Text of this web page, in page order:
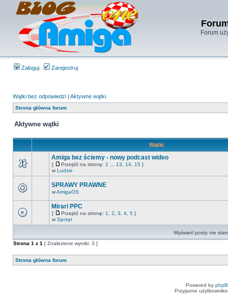
Forum
Zaloguj Zarejestruj
Wątki bez odpowiedzi | Aktywne wątki
Strona główna forum
Aktywne wątki
Wątki
Amiga bez ściemy - nowy podcast wideo
[ Przejdź na stronę: 1 13 14 15 ]
w Ludzie
SPRAWY PRAWNE
wAmigaOS
Mirari PPC
[ Przejdź na stronę: 1 2 3 4 5 ]
w Sprzęt
Wyświetl posty nie
Strona 1 z 1 [ Znalezione wyniki: 3 ]
Strona główna forum
Powered by
Przyjazne